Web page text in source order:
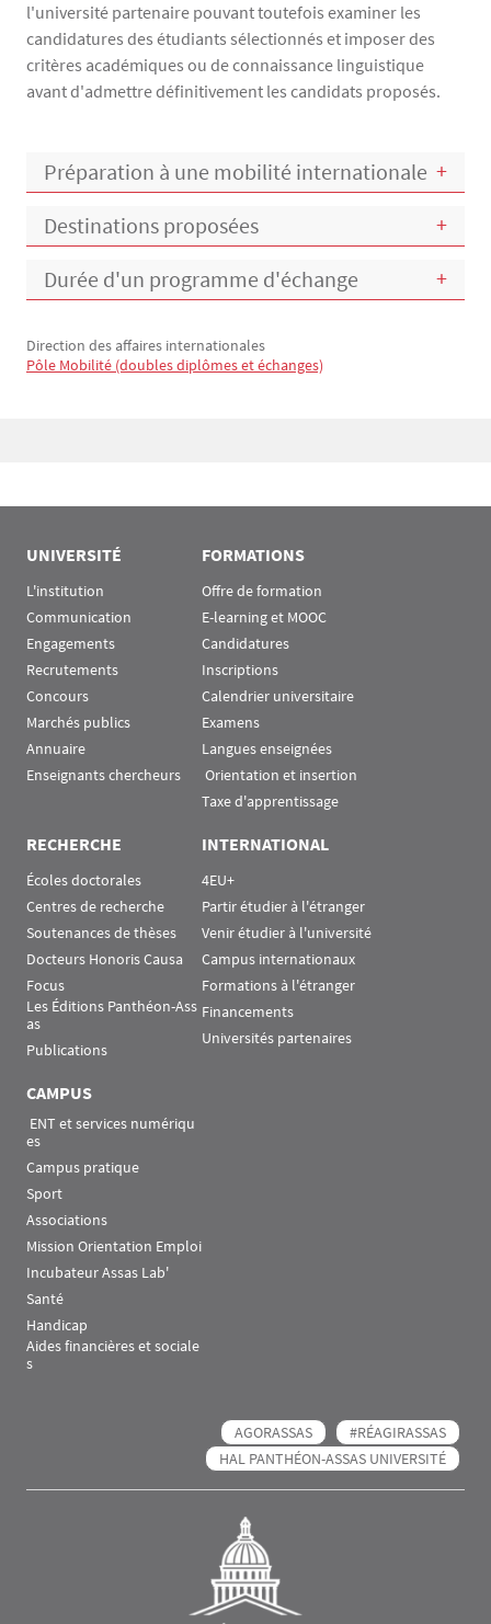
l'université partenaire pouvant toutefois examiner les
candidatures des étudiants sélectionnés et imposer des
critères académiques ou de connaissance linguistique
avant d'admettre définitivement les candidats proposés.
Préparation à une mobilité internationale
Destinations proposées
Durée d'un programme d'échange
Contact
Direction des affaires internationales
Pôle Mobilité (doubles diplômes et échanges)
UNIVERSITÉ
L'institution
Communication
Engagements
Recrutements
Concours
Marchés publics
Annuaire
Enseignants chercheurs
FORMATIONS
Offre de formation
E-learning et MOOC
Candidatures
Inscriptions
Calendrier universitaire
Examens
Langues enseignées
Orientation et insertion
Taxe d'apprentissage
RECHERCHE
Écoles doctorales
Centres de recherche
Soutenances de thèses
Docteurs Honoris Causa
Focus
Les Éditions Panthéon-Ass
as
Publications
INTERNATIONAL
4EU+
Partir étudier à l'étranger
Venir étudier à l'université
Campus internationaux
Formations à l'étranger
Financements
Universités partenaires
CAMPUS
es
Campus pratique
Sport
Associations
Mission Orientation Emploi
Incubateur Assas Lab'
Santé
Handicap
Aides financières et sociale
s
AGORASSAS
#RÉAGIRASSAS
HAL PANTHÉON-ASSAS UNIVERSITÉ